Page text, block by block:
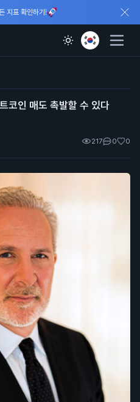
지표 확인하기!
코인 매도 촉발할 수 있다
217 0 0